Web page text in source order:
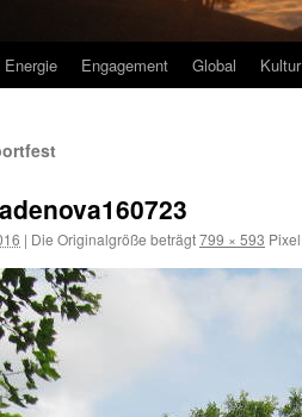
Energie Engagement Global Kultur
| Die Originalgröße beträgt799 × 593 Pixel